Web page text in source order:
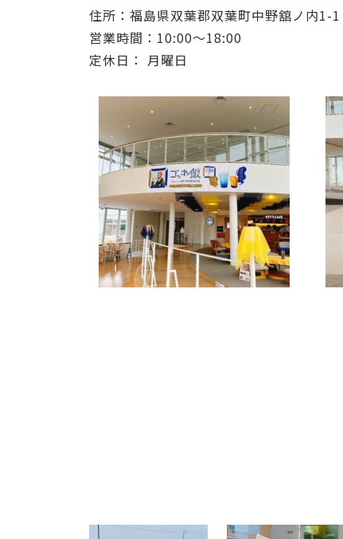
住所：福島県双葉郡双葉町中野舘ノ内1-1
営業時間：10:00～18:00
定休日： 月曜日